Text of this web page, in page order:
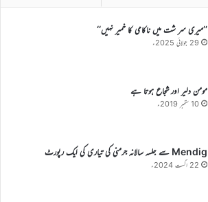
’’میری سر شت میں ناکامی کا خمیر نہیں‘‘
29 جولائی 2025ء
مومن دلیر اور شجاع ہوتا ہے
10 ستمبر 2019ء
Mendig سے جلسہ سالانہ جرمنی کی تیاری کی ایک رپورٹ
22 اگست 2024ء